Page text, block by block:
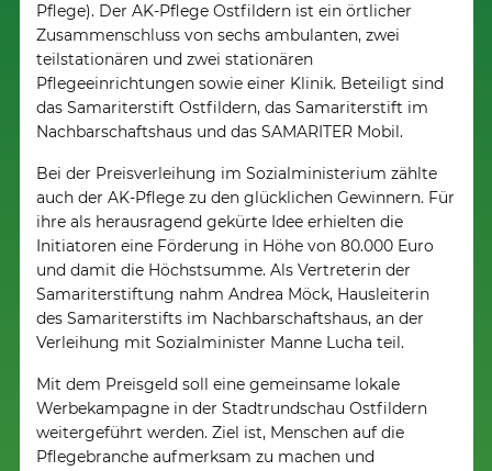
Pflege). Der AK-Pflege Ostfildern ist ein örtlicher
Zusammenschluss von sechs ambulanten, zwei
teilstationären und zwei stationären
Pflegeeinrichtungen sowie einer Klinik. Beteiligt sind
das Samariterstift Ostfildern, das Samariterstift im
Nachbarschaftshaus und das SAMARITER Mobil.
Bei der Preisverleihung im Sozialministerium zählte
auch der AK-Pflege zu den glücklichen Gewinnern. Für
ihre als herausragend gekürte Idee erhielten die
Initiatoren eine Förderung in Höhe von 80.000 Euro
und damit die Höchstsumme. Als Vertreterin der
Samariterstiftung nahm Andrea Möck, Hausleiterin
des Samariterstifts im Nachbarschaftshaus, an der
Verleihung mit Sozialminister Manne Lucha teil.
Mit dem Preisgeld soll eine gemeinsame lokale
Werbekampagne in der Stadtrundschau Ostfildern
weitergeführt werden. Ziel ist, Menschen auf die
Pflegebranche aufmerksam zu machen und